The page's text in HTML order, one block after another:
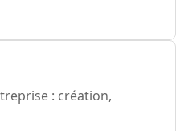
: création,